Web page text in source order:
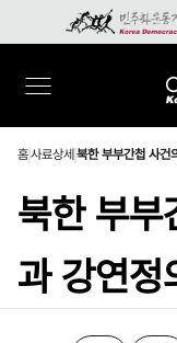
홈사료상세 북한 부부간첩 사건
북한 부부
과 강연정